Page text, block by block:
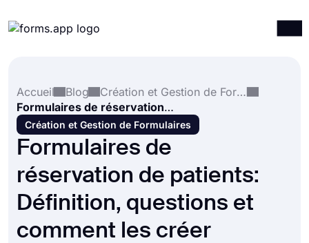
Intégrations
Modèles
Ressources
Tarification
Accueil
Blog
Création et Gestion de Formulaires
Formulaires de réservation de patients: Définition, questions et comment les créer
Création et Gestion de Formulaires
Formulaires de
réservation de patients:
Définition, questions et
comment les créer